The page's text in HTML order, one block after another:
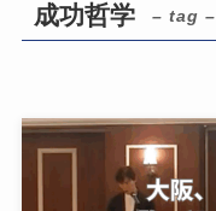
成功哲学 – tag –